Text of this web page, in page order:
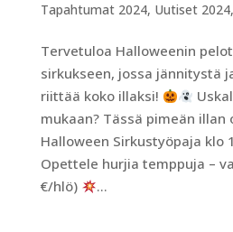
Tapahtumat 2024, Uutiset 2024,
Tervetuloa Halloweenin
sirkukseen, jossa jännitystä
riittää koko illaksi!
mukaan? Tässä pimeän illan
Halloween Sirkustyöpaja klo
Opettele hurjia temppuja –
€/hlö)
...